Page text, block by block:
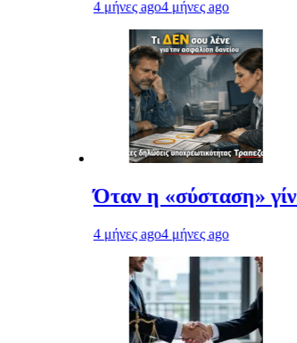
4 μήνες ago
η «σύσταση» γίνεται
4 μήνες ago